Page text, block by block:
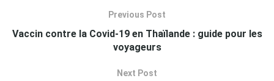
Previous Post
Vaccin contre la Covid-19 en Thaïlande : guide pour les
voyageurs
Next Post